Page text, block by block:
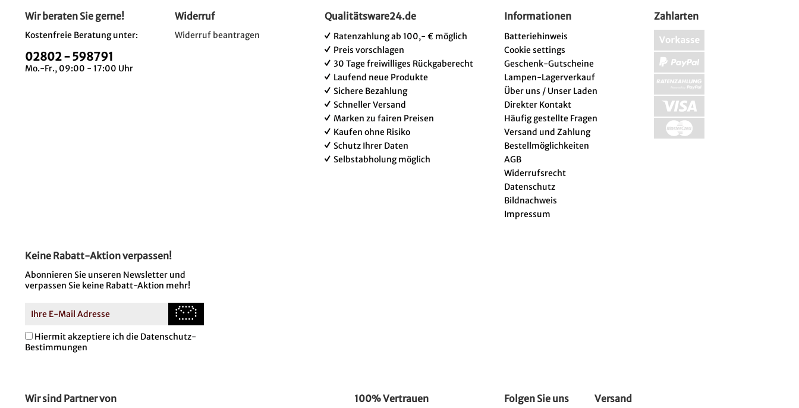
Wir beraten Sie gerne!
Kostenfreie Beratung unter:
02802 - 598791
Mo.-Fr., 09:00 - 17:00 Uhr
Widerruf
Widerruf beantragen
Qualitätsware24.de
Ratenzahlung ab 100,- € möglich
Preis vorschlagen
30 Tage freiwilliges Rückgaberecht
Laufend neue Produkte
Sichere Bezahlung
Schneller Versand
Marken zu fairen Preisen
Kaufen ohne Risiko
Schutz Ihrer Daten
Selbstabholung möglich
Informationen
Batteriehinweis
Cookie settings
Geschenk-Gutscheine
Lampen-Lagerverkauf
Über uns / Unser Laden
Direkter Kontakt
Häufig gestellte Fragen
Versand und Zahlung
Bestellmöglichkeiten
AGB
Widerrufsrecht
Datenschutz
Bildnachweis
Impressum
Zahlarten
Keine Rabatt-Aktion verpassen!
Abonnieren Sie unseren Newsletter und
verpassen Sie keine Rabatt-Aktion mehr!
Hiermit akzeptiere ich die Datenschutz-
Bestimmungen
Wir sind Partner von 100% Vertrauen Folgen Sie uns Versand